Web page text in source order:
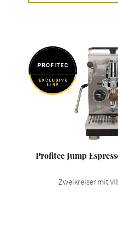
Profitec Jump
Zweikreiser mit